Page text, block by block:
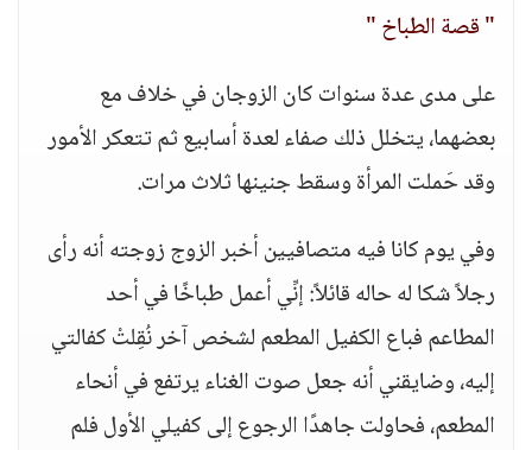
" قصة الطباخ "
على مدى عدة سنوات كان الزوجان في خلاف مع
بعضهما، يتخلل ذلك صفاء لعدة أسابيع ثم تتعكر الأمور
وقد حَملت المرأة وسقط جنينها ثلاث مرات.
وفي يوم كانا فيه متصافيين أخبر الزوج زوجته أنه رأى
رجلاً شكا له حاله قائلاً: إنِّي أعمل طباخًا في أحد
المطاعم فباع الكفيل المطعم لشخص آخر نُقِلتْ كفالتي
إليه، وضايقني أنه جعل صوت الغناء يرتفع في أنحاء
المطعم، فحاولت جاهدًا الرجوع إلى كفيلي الأول فلم